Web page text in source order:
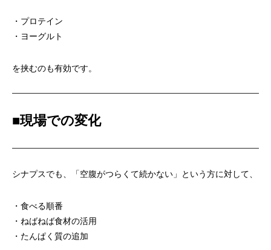
・プロテイン
・ヨーグルト
を挟むのも有効です。
■現場での変化
シナプスでも、「空腹がつらくて続かない」という方に対して、
・食べる順番
・ねばねば食材の活用
・たんぱく質の追加